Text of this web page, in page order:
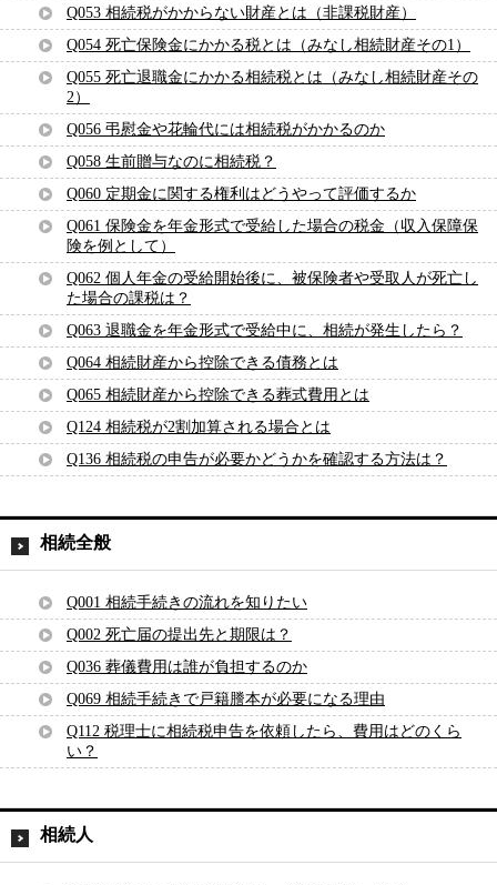
Q053 相続税がかからない財産とは（非課税財産）
Q054 死亡保険金にかかる税とは（みなし相続財産その1）
Q055 死亡退職金にかかる相続税とは（みなし相続財産その
2）
Q056 弔慰金や花輪代には相続税がかかるのか
Q058 生前贈与なのに相続税？
Q060 定期金に関する権利はどうやって評価するか
Q061 保険金を年金形式で受給した場合の税金（収入保障保
険を例として）
Q062 個人年金の受給開始後に、被保険者や受取人が死亡し
た場合の課税は？
Q063 退職金を年金形式で受給中に、相続が発生したら？
Q064 相続財産から控除できる債務とは
Q065 相続財産から控除できる葬式費用とは
Q124 相続税が2割加算される場合とは
Q136 相続税の申告が必要かどうかを確認する方法は？
相続全般
Q001 相続手続きの流れを知りたい
Q002 死亡届の提出先と期限は？
Q036 葬儀費用は誰が負担するのか
Q069 相続手続きで戸籍謄本が必要になる理由
Q112 税理士に相続税申告を依頼したら、費用はどのくら
い？
相続人